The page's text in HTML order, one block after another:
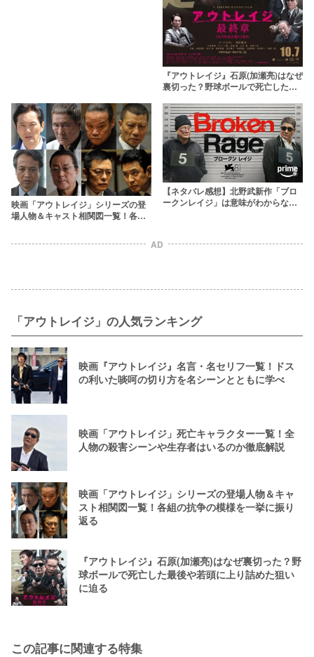
『アウトレイジ』石原(加瀬亮)はなぜ
裏切った？野球ボールで死亡した最
映画「アウトレイジ」シリーズの登
場人物＆キャスト相関図一覧！各組
【ネタバレ感想】北野武新作「ブロ
ークンレイジ」は意味がわからな
AD
「アウトレイジ」の人気ランキング
映画『アウトレイジ』名言・名セリフ一覧！ドス
の利いた啖呵の切り方を名シーンとともに学べ
映画「アウトレイジ」死亡キャラクター一覧！全
人物の殺害シーンや生存者はいるのか徹底解説
映画「アウトレイジ」シリーズの登場人物＆キャ
スト相関図一覧！各組の抗争の模様を一挙に振り
返る
『アウトレイジ』石原(加瀬亮)はなぜ裏切った？野
球ボールで死亡した最後や若頭に上り詰めた狙い
に迫る
この記事に関連する特集